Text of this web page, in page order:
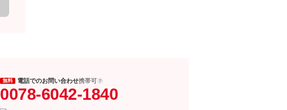
無料 電話でのお問い合わせ携帯可
0078-6042-1840